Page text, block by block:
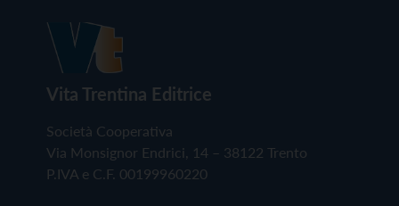
Vita Trentina Editrice
Società Cooperativa
Via Monsignor Endrici, 14 – 38122 Trento
P.IVA e C.F. 00199960220